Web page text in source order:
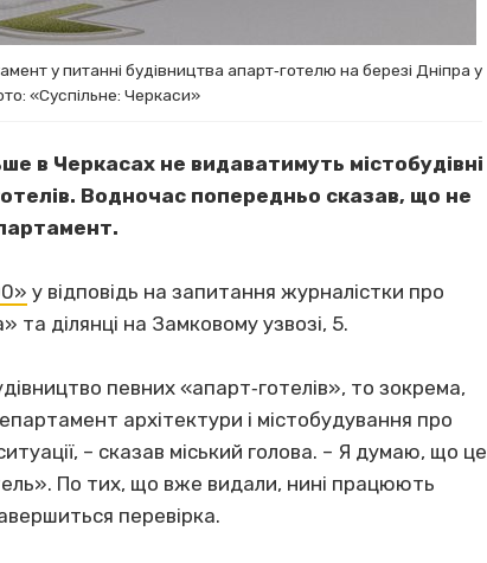
у питанні будівництва апарт‐готелю на березі Дніпра у
«Суспільне: Черкаси»
в Черкасах не видаватимуть містобудівні
Водночас попередньо сказав, що не
у відповідь на запитання журналістки про
та ділянці на Замковому узвозі, 5.
певних «апарт‐готелів», то зокрема,
архітектури і містобудування про
– сказав міський голова. – Я думаю, що це
По тих, що вже видали, нині працюють
перевірка.